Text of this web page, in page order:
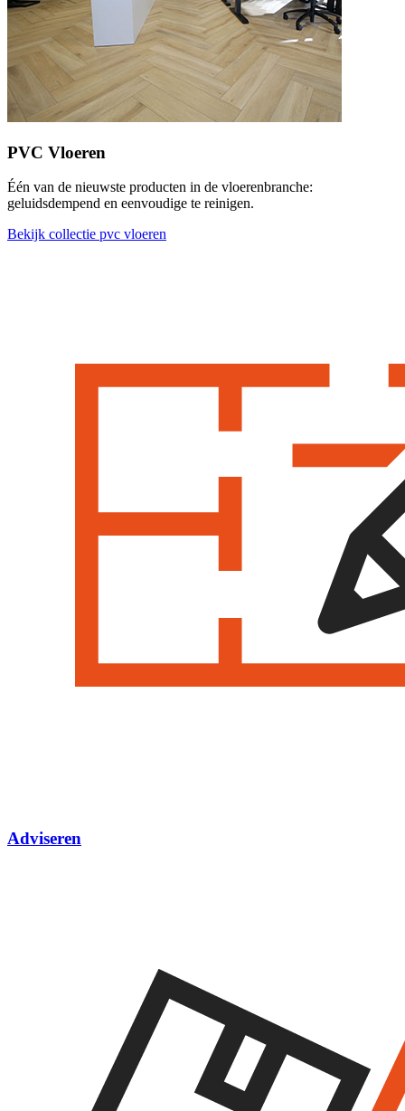
PVC Vloeren
Één van de nieuwste producten in de vloerenbranche:
geluidsdempend en eenvoudige te reinigen.
Bekijk collectie pvc vloeren
Adviseren